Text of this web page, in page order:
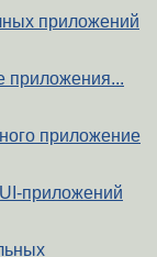
приложений
приложения...
приложение
приложений